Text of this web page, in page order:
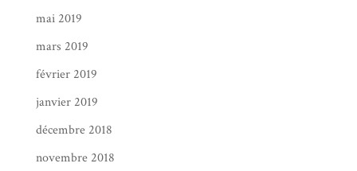
mai 2019
mars 2019
février 2019
janvier 2019
décembre 2018
novembre 2018